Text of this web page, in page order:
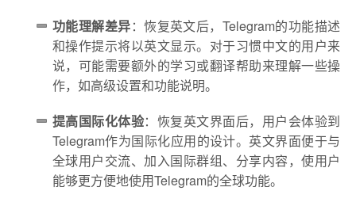
功能理解差异：恢复英文后，Telegram的功能描述
和操作提示将以英文显示。对于习惯中文的用户来
说，可能需要额外的学习或翻译帮助来理解一些操
作，如高级设置和功能说明。
提高国际化体验：恢复英文界面后，用户会体验到
Telegram作为国际化应用的设计。英文界面便于与
全球用户交流、加入国际群组、分享内容，使用户
能够更方便地使用Telegram的全球功能。